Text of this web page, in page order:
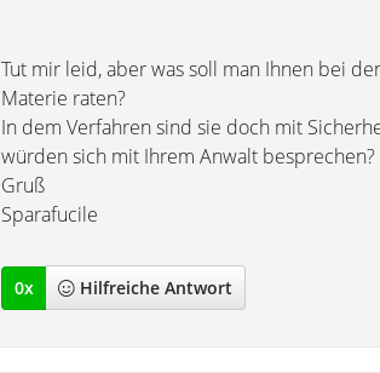
Tut mir leid, aber was soll man Ihnen bei
Materie raten?
In dem Verfahren sind sie doch mit
würden sich mit Ihrem Anwalt besprechen?
Gruß
Sparafucile
0x Hilfreiche Antwort